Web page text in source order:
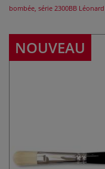
bombée, série 2300BB Léonard
NOUVEAU